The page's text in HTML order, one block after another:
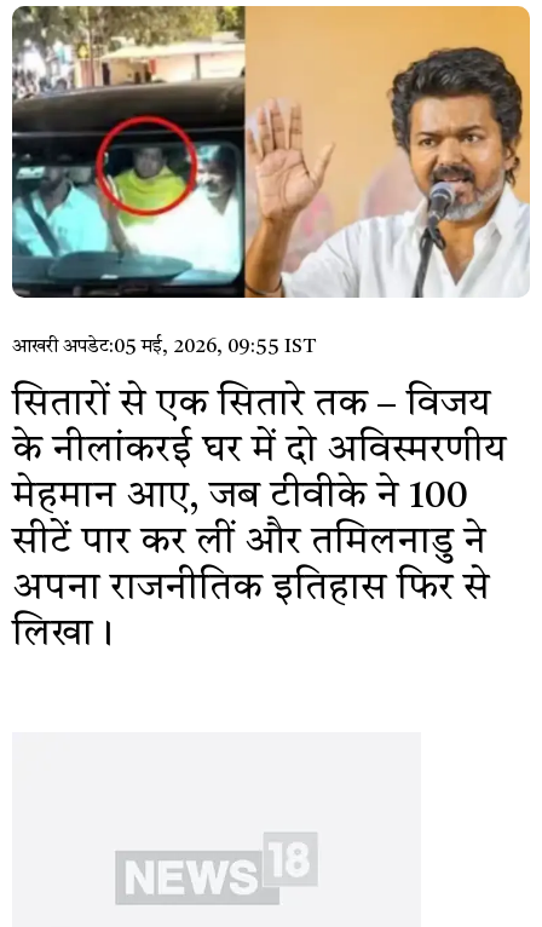
आखरी अपडेट:05 मई, 2026, 09:55 IST
सितारों से एक सितारे तक – विजय
के नीलांकरई घर में दो अविस्मरणीय
मेहमान आए, जब टीवीके ने 100
सीटें पार कर लीं और तमिलनाडु ने
अपना राजनीतिक इतिहास फिर से
लिखा।